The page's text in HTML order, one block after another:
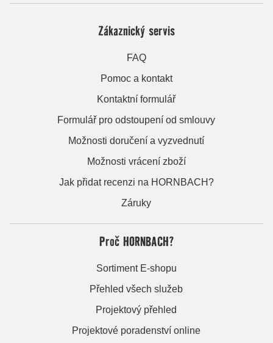
Zákaznický servis
FAQ
Pomoc a kontakt
Kontaktní formulář
Formulář pro odstoupení od smlouvy
Možnosti doručení a vyzvednutí
Možnosti vrácení zboží
Jak přidat recenzi na HORNBACH?
Záruky
Proč HORNBACH?
Sortiment E-shopu
Přehled všech služeb
Projektový přehled
Projektové poradenství online